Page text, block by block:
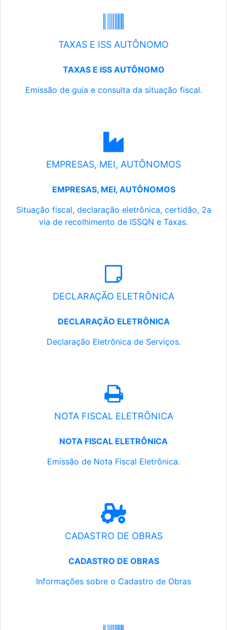
TAXAS E ISS AUTÔNOMO
TAXAS E ISS AUTÔNOMO
Emissão de guia e consulta da situação fiscal.
EMPRESAS, MEI, AUTÔNOMOS
EMPRESAS, MEI, AUTÔNOMOS
Situação fiscal, declaração eletrônica, certidão, 2a
via de recolhimento de ISSQN e Taxas.
DECLARAÇÃO ELETRÔNICA
DECLARAÇÃO ELETRÔNICA
Declaração Eletrônica de Serviços.
NOTA FISCAL ELETRÔNICA
NOTA FISCAL ELETRÔNICA
Emissão de Nota Fiscal Eletrônica.
CADASTRO DE OBRAS
CADASTRO DE OBRAS
Informações sobre o Cadastro de Obras